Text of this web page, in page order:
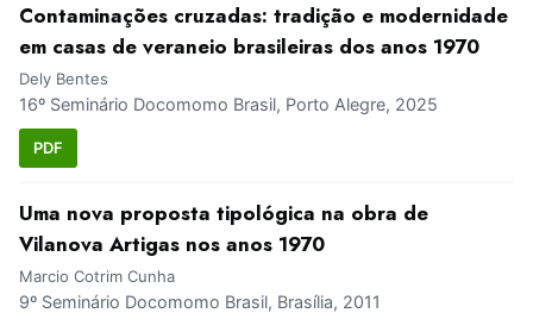
Contaminações cruzadas: tradição e modernidade
em casas de veraneio brasileiras dos anos 1970
Dely Bentes
16º Seminário Docomomo Brasil, Porto Alegre, 2025
PDF
Uma nova proposta tipológica na obra de
Vilanova Artigas nos anos 1970
Marcio Cotrim Cunha
9º Seminário Docomomo Brasil, Brasília, 2011